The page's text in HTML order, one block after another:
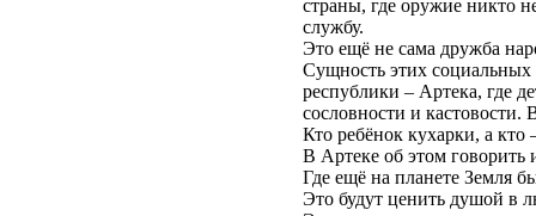
страны, где оружие никто
службу.
Это ещё не сама дружба
Сущность этих социальных
республики – Артека, где
сословности и кастовости.
Кто ребёнок кухарки, а кто
В Артеке об этом говорить
Где ещё на планете Земля
Это будут ценить душой в